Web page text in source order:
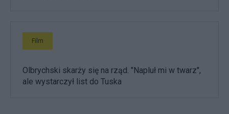
Film
Olbrychski skarży się na rząd. "Napluł mi w twarz",
ale wystarczył list do Tuska